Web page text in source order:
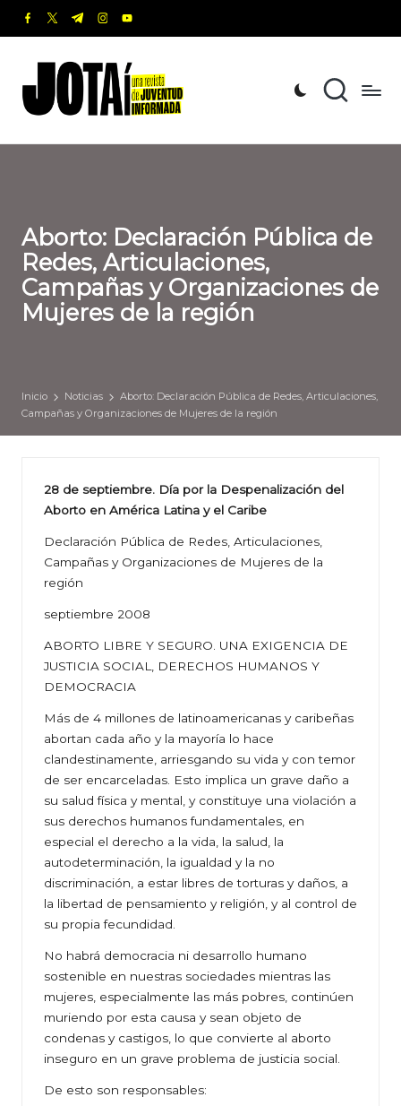
Saltar
contenido
facebook.com
twitter.com
t.me instagram.com
youtube.com
o
t
revista
de
Informada
Aborto: Declaración Pública de
Redes, Articulaciones,
Campañas y Organizaciones de
Mujeres de la región
Inicio Noticias
Aborto: Declaración Pública de Redes, Articulaciones,
Campañas y Organizaciones de Mujeres de la región
28 de septiembre. Día por la Despenalización del
Aborto en América Latina y el Caribe
Declaración Pública de Redes, Articulaciones,
Campañas y Organizaciones de Mujeres de la
región
septiembre 2008
ABORTO LIBRE Y SEGURO. UNA EXIGENCIA DE
JUSTICIA SOCIAL, DERECHOS HUMANOS Y
DEMOCRACIA
Más de 4 millones de latinoamericanas y caribeñas
abortan cada año y la mayoría lo hace
clandestinamente, arriesgando su vida y con temor
de ser encarceladas. Esto implica un grave daño a
su salud física y mental, y constituye una violación a
sus derechos humanos fundamentales, en
especial el derecho a la vida, la salud, la
autodeterminación, la igualdad y la no
discriminación, a estar libres de torturas y daños, a
la libertad de pensamiento y religión, y al control de
su propia fecundidad.
No habrá democracia ni desarrollo humano
sostenible en nuestras sociedades mientras las
mujeres, especialmente las más pobres, continúen
muriendo por esta causa y sean objeto de
condenas y castigos, lo que convierte al aborto
inseguro en un grave problema de justicia social.
De esto son responsables: